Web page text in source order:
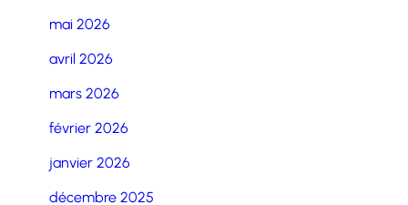
mai 2026
avril 2026
mars 2026
février 2026
janvier 2026
décembre 2025